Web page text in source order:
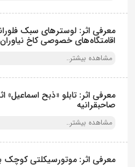
معرفی اثر: لوسترهای سبک
اقامتگاه‌های خصوصی کاخ نیاوران
مشاهده بیشتر..
معرفی اثر: تابلو «ذبح اسماعیل»
صاحبقرانیه
مشاهده بیشتر..
معرفی اثر: موتورسیکلتی کوچک